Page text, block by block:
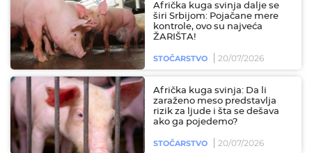
Afrička kuga svinja dalje se
širi Srbijom: Pojačane mere
kontrole, ovo su najveća
ŽARIŠTA!
STOČARSTVO 20/07/2026
Afrička kuga svinja: Da li
zaraženo meso predstavlja
rizik za ljude i šta se dešava
ako ga pojedemo?
STOČARSTVO 20/07/2026